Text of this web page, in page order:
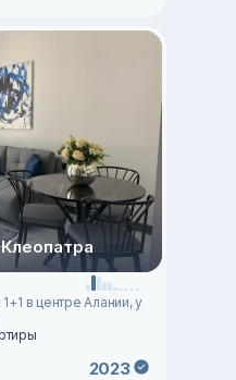
в центре Алании, у
2023